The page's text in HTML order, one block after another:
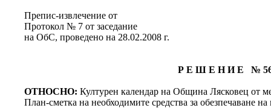
Препис-извлечение от
Протокол № 7 от заседание
на ОбС, проведено на 28.02.2008 г.
Р Е Ш Е Н И Е №
ОТНОСНО:Културен календар на Община Лясковец от
План-сметка на необходимите средства за обезпечаване